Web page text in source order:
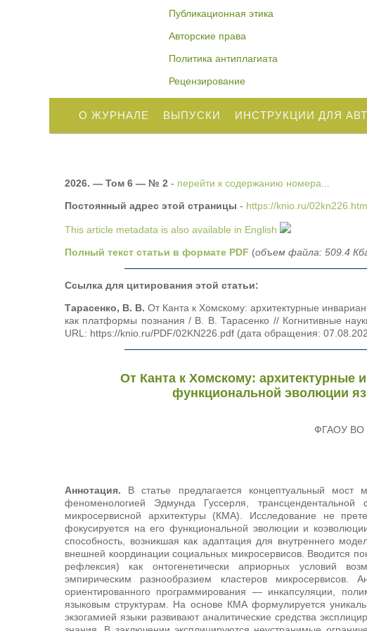
Публикационная этика
Авторские права
Политика антиплагиата
Рецензирование
О ЖУРНАЛЕ ВЫПУСКИ ИНСТРУКЦИИ ДЛЯ
2026. — Том 6 — № 2 - перейти к содержанию номера...
Постоянный адрес этой страницы - https://knio.ru/
This article metadata is also available in English
Полный текст статьи в формате PDF (объем файла: 509.4
Ссылка для цитирования этой статьи:
Тарасенко, В. В. От Канта к Хомскому: архитектурные
как платформы познания / В. В. Тарасенко //
URL: https://knio.ru/PDF/02KN226.pdf (дата обращения:
От Канта к Хомскому: архитектурные
функциональной эволюции
ФГАОУ ВО
Аннотация. В статье предлагается концептуальный
феноменологией Эдмунда Гуссерля,
микросервисной архитектуры (КМА). Исследование не
фокусируется на его функциональной эволюции и
способность, возникшая как адаптация для внутреннего
внешней координации социальных микросервисов. Вводится
рефлексия) как онтогенетически априорных условий
эмпирическим разнообразием кластеров микросервисов.
ориентированного программирования — инкапсуляции,
языковым структурам. На основе КМА формулируется
экзогамией языки развивают аналитические средства